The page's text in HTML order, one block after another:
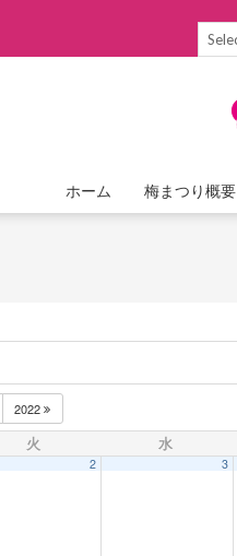
ホーム 梅まつり概要
2022
火 水
2 3